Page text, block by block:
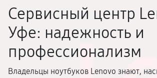
Сервисный центр
Уфе: надежность и
профессионализм
Владельцы ноутбуков Lenovo знают,